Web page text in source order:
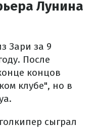
Лунина
Зари за 9
После
концов
клубе", но в
сыграл